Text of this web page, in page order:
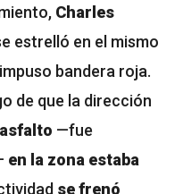
Charles
estrelló en el mismo
bandera roja.
de que la dirección
—fue
en la zona estaba
se frenó